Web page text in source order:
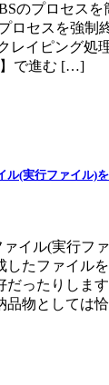
のプロセス
ロセスを強制
レイピング処
】で進む […]
ル(実行ファイル)
イル(実行フ
したファイル
だったりしま
品物としては